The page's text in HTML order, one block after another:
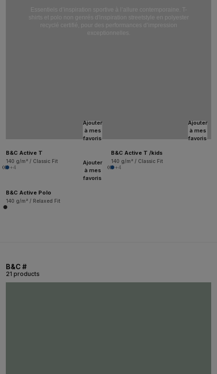
Essentiels d’inspiration sportive à l’allure contemporaine. T-
shirts et polo non genrés d'inspiration streetstyle en polyester
recyclé certifié, pour des performances d’impression
exceptionnelles.
Ajouter
à mes
favoris
B&C Active T
140 g/m² / Classic Fit
+4
Ajouter
à mes
favoris
B&C Active T /kids
140 g/m² / Classic Fit
+4
Ajouter
à mes
favoris
B&C Active Polo
140 g/m² / Relaxed Fit
B&C #
21 products